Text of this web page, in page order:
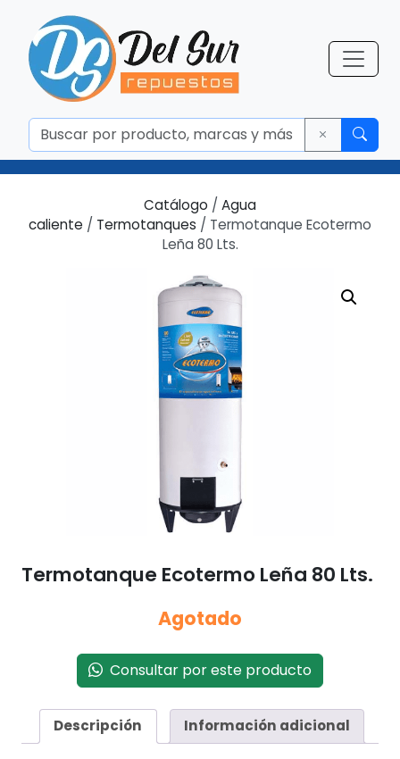
Catálogo / Agua
caliente / Termotanques / Termotanque Ecotermo
Leña 80 Lts.
Termotanque Ecotermo Leña 80 Lts.
Agotado
Consultar por este producto
Descripción Información adicional